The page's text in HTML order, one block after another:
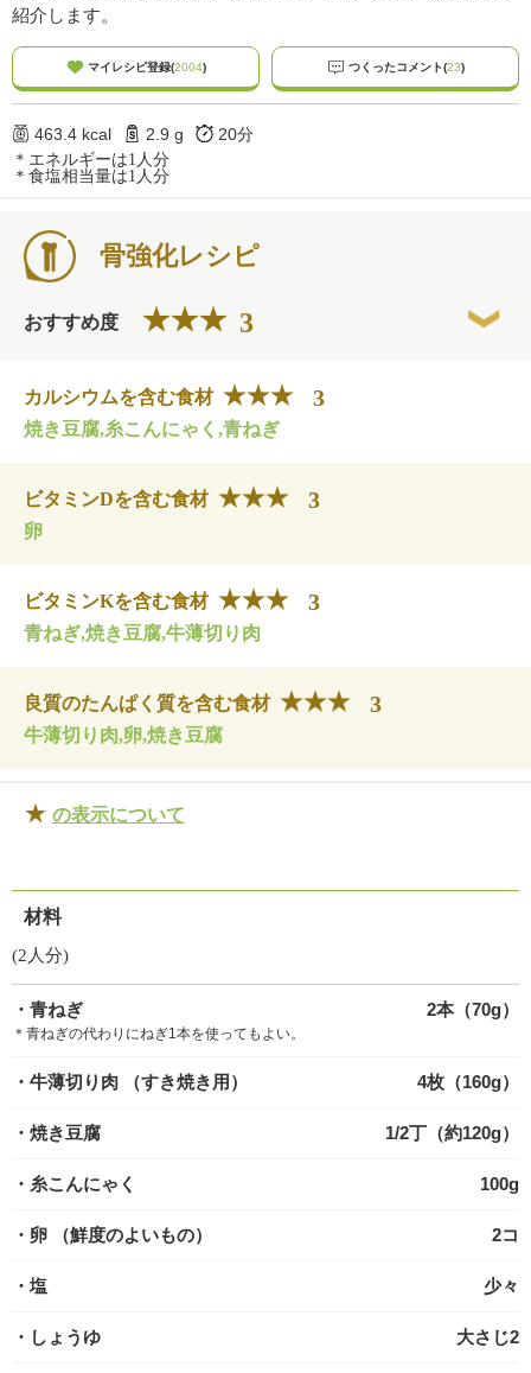
紹介します。
マイレシピ登録(2004) つくったコメント(23)
463.4 kcal 2.9 g 20分
＊エネルギーは1人分
＊食塩相当量は1人分
骨強化レシピ
おすすめ度 3
カルシウムを含む食材 3
焼き豆腐,糸こんにゃく,青ねぎ
ビタミンDを含む食材 3
卵
ビタミンKを含む食材 3
青ねぎ,焼き豆腐,牛薄切り肉
良質のたんぱく質を含む食材 3
牛薄切り肉,卵,焼き豆腐
★ の表示について
材料
(2人分)
・青ねぎ 2本（70g）
＊青ねぎの代わりにねぎ1本を使ってもよい。
・牛薄切り肉 （すき焼き用） 4枚（160g）
・焼き豆腐 1/2丁（約120g）
・糸こんにゃく 100g
・卵 （鮮度のよいもの） 2コ
・塩 少々
・しょうゆ 大さじ2